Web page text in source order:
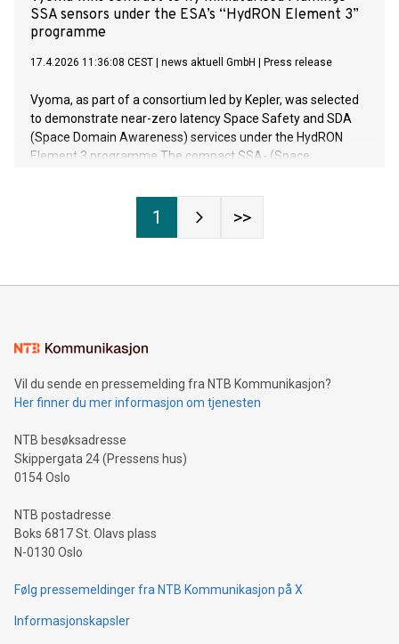
SSA sensors under the ESA’s “HydRON Element 3”
programme
17.4.2026 11:36:08 CEST news aktuell GmbH Press release
Vyoma, as part of a consortium led by Kepler, was selected
to demonstrate near-zero latency Space Safety and SDA
(Space Domain Awareness) services under the HydRON
Element 3 programme The compact SSA- (Space
existing sensing capabilities of Vyoma’s Flamingo satellites
Observational data is downloaded and processed with near-
1 >>
Vil du sende en pressemelding fra NTB Kommunikasjon?
Her finner du mer informasjon om tjenesten
NTB besøksadresse
Skippergata 24 (Pressens hus)
0154 Oslo
NTB postadresse
Boks 6817 St. Olavs plass
N-0130 Oslo
Følg pressemeldinger fra NTB Kommunikasjon på X
Informasjonskapsler